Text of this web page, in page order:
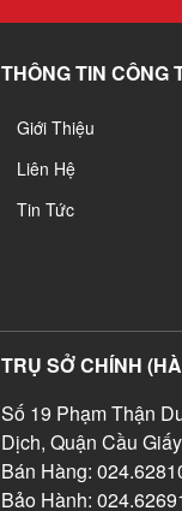
THÔNG TIN CÔNG
Giới Thiệu
Liên Hệ
Tin Tức
TRỤ SỞ CHÍNH
Số 19 Phạm Thận
Dịch, Quận Cầu
Bán Hàng:
Bảo Hành: